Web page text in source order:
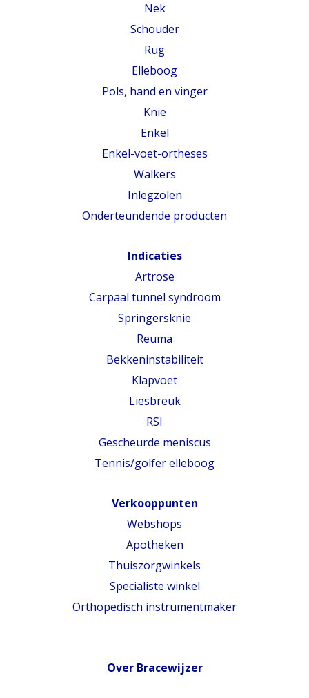
Nek
Schouder
Rug
Elleboog
Pols, hand en vinger
Knie
Enkel
Enkel-voet-ortheses
Walkers
Inlegzolen
Onderteundende producten
Indicaties
Artrose
Carpaal tunnel syndroom
Springersknie
Reuma
Bekkeninstabiliteit
Klapvoet
Liesbreuk
RSI
Gescheurde meniscus
Tennis/golfer elleboog
Verkooppunten
Webshops
Apotheken
Thuiszorgwinkels
Specialiste winkel
Orthopedisch instrumentmaker
Over Bracewijzer